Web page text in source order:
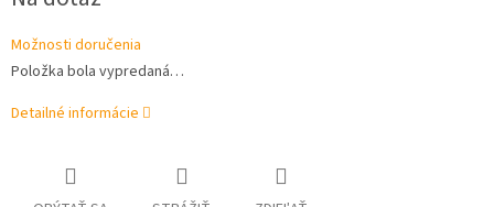
Možnosti doručenia
Položka bola vypredaná…
Detailné informácie